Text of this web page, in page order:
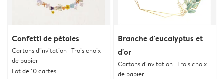
Confetti de pétales
Cartons d'invitation | Trois choix
de papier
Lot de 10 cartes
Branche d'eucalyptus et
d'or
Cartons d'invitation | Trois choix
de papier